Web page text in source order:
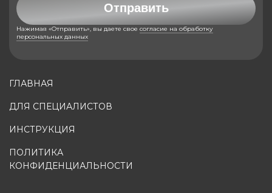
ГЛАВНАЯ
ДЛЯ СПЕЦИАЛИСТОВ
ИНСТРУКЦИЯ
ПОЛИТИКА
КОНФИДЕНЦИАЛЬНОСТИ
Отправить
Нажимая «Отправить», вы даете свое согласие на обработку
персональных данных